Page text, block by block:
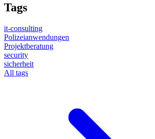
Tags
it-consulting
Polizeianwendungen
Projektberatung
security
sicherheit
All tags